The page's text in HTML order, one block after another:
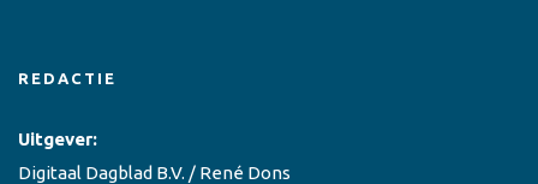
REDACTIE
Uitgever:
Digitaal Dagblad B.V. / René Dons